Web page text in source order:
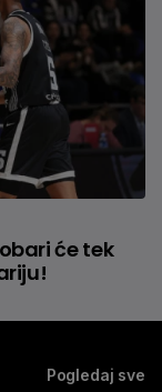
će tek
Pogledaj sve